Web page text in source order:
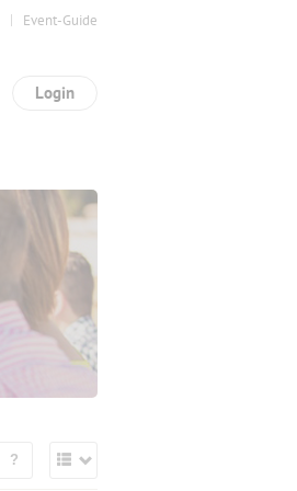
Event-Guide
Login
?